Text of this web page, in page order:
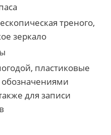
треного,
зеркало
пластиковые
для записи